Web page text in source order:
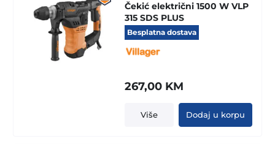
Čekić električni 1500 W VLP
315 SDS PLUS
Besplatna dostava
267,00 KM
Više Dodaj u korpu